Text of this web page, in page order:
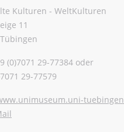
Kulturen - WeltKulturen
11
(0)7071 29-77384 oder
29-77579